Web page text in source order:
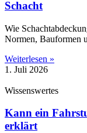
Schacht
Wie
Normen, Bauformen
Weiterlesen »
1. Juli 2026
Wissenswertes
Kann ein
erklärt